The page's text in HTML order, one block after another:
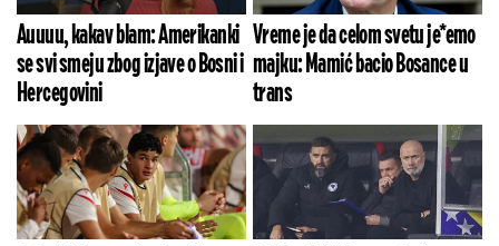
Auuuu, kakav blam: Amerikanki
se svi smeju zbog izjave o Bosni i
Hercegovini
Vreme je da celom svetu je*emo
majku: Mamić bacio Bosance u
trans